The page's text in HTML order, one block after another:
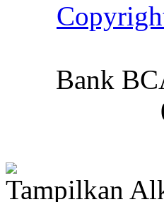
Bank
Tampilkan